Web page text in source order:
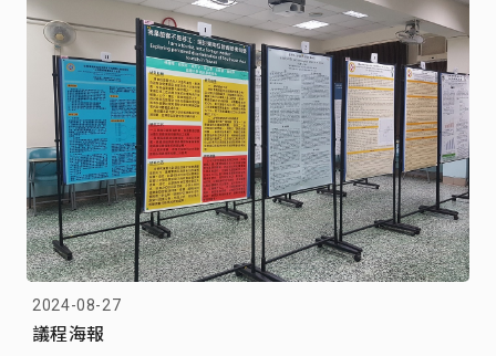
2024-08-27
議程海報